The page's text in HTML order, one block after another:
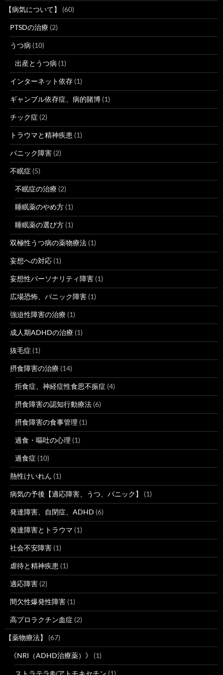
【病気について】 (60)
PTSDの治療 (2)
うつ病 (10)
出産とうつ病 (1)
インターネット依存 (1)
ギャンブル依存症、病的賭博 (1)
チック症 (2)
トラウマと精神疾患 (1)
パニック障害 (2)
不眠症 (5)
不眠症の治療 (2)
睡眠薬のやめ方 (1)
睡眠薬の選び方 (1)
双極性うつ病の薬物療法 (1)
妄想への対応 (1)
妄想性パーソナリティ障害 (1)
広場恐怖、パニック障害 (1)
強迫性障害の治療 (1)
成人期ADHDの治療 (1)
抜毛症 (1)
摂食障害の治療 (14)
拒食症、神経症性食思不振症 (4)
摂食障害の認知行動療法 (6)
摂食障害の食事管理 (1)
過食・嘔吐の心理 (1)
過食症 (10)
熱性けいれん (1)
病気の予後【適応障害、うつ、パニック】 (1)
発達障害、自閉症、ADHD (6)
発達障害とトラウマ (1)
社会不安障害 (1)
虐待と精神疾患 (1)
適応障害 (2)
間欠性爆発性障害 (1)
高プロラクチン血症 (2)
【薬物療法】 (67)
《NRI（ADHD治療薬）》 (1)
ストラテラ®/アトモキセチン (1)